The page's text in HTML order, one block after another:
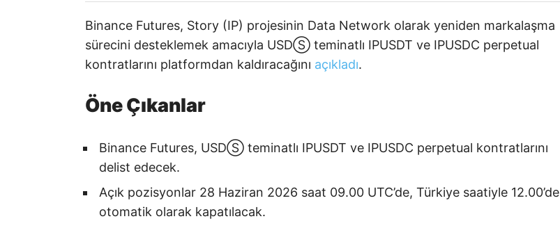
Binance Futures, Story (IP) projesinin Data Network olarak yeniden markalaşma
sürecini desteklemek amacıyla USDⓈ teminatlı IPUSDT ve IPUSDC perpetual
kontratlarını platformdan kaldıracağını açıkladı.
Öne Çıkanlar
Binance Futures, USDⓈ teminatlı IPUSDT ve IPUSDC perpetual kontratlarını
delist edecek.
Açık pozisyonlar 28 Haziran 2026 saat 09.00 UTC’de, Türkiye saatiyle 12.00’de
otomatik olarak kapatılacak.